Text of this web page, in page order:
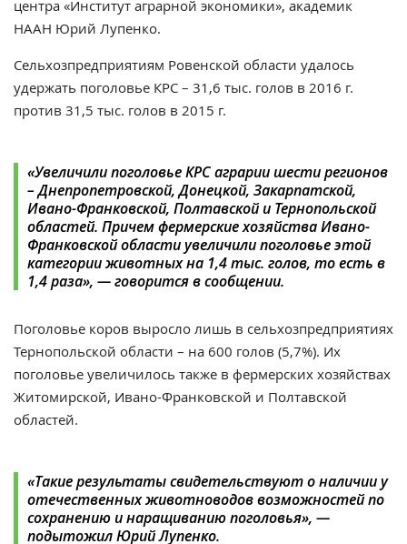
центра «Институт аграрной экономики», академик
НААН Юрий Лупенко.
Сельхозпредприятиям Ровенской области удалось
удержать поголовье КРС – 31,6 тыс. голов в 2016 г.
против 31,5 тыс. голов в 2015 г.
«Увеличили поголовье КРС аграрии шести регионов
– Днепропетровской, Донецкой, Закарпатской,
Ивано-Франковской, Полтавской и Тернопольской
областей. Причем фермерские хозяйства Ивано-
Франковской области увеличили поголовье этой
категории животных на 1,4 тыс. голов, то есть в
1,4 раза», — говорится в сообщении.
Поголовье коров выросло лишь в сельхозпредприятиях
Тернопольской области – на 600 голов (5,7%). Их
поголовье увеличилось также в фермерских хозяйствах
Житомирской, Ивано-Франковской и Полтавской
областей.
«Такие результаты свидетельствуют о наличии у
отечественных животноводов возможностей по
сохранению и наращиванию поголовья», —
подытожил Юрий Лупенко.